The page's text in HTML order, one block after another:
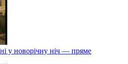
у новорічну ніч — пряме